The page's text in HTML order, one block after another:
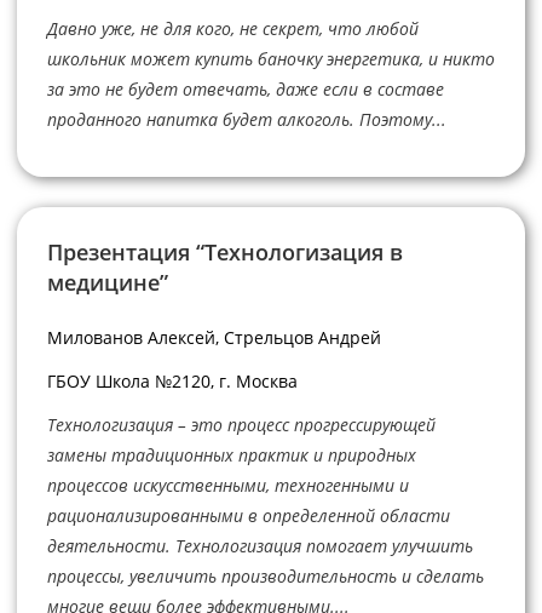
Давно уже, не для кого, не секрет, что любой
школьник может купить баночку энергетика, и никто
за это не будет отвечать, даже если в составе
проданного напитка будет алкоголь. Поэтому...
Презентация “Технологизация в
медицине”
Милованов Алексей, Стрельцов Андрей
ГБОУ Школа №2120, г. Москва
Технологизация – это процесс прогрессирующей
замены традиционных практик и природных
процессов искусственными, техногенными и
рационализированными в определенной области
деятельности. Технологизация помогает улучшить
процессы, увеличить производительность и сделать
многие вещи более эффективными....